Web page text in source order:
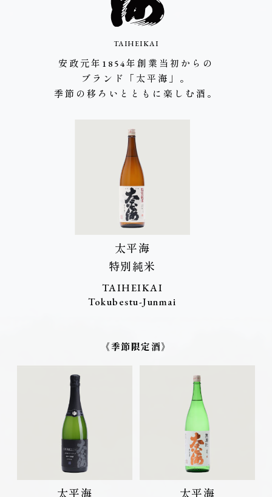
TAIHEIKAI
安政元年1854年創業当初からの
ブランド「太平海」。
季節の移ろいとともに楽しむ酒。
太平海
特別純米
TAIHEIKAI
Tokubestu-Junmai
《季節限定酒》
太平海 太平海